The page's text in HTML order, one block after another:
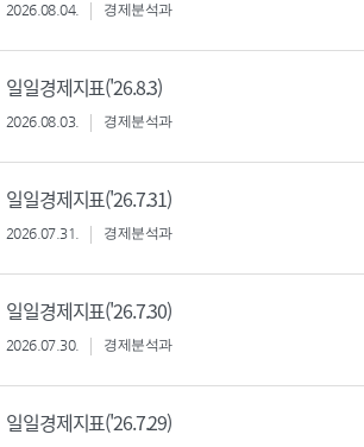
2026.08.04. 경제분석과
일일경제지표('26.8.3)
2026.08.03. 경제분석과
일일경제지표('26.7.31)
2026.07.31. 경제분석과
일일경제지표('26.7.30)
2026.07.30. 경제분석과
일일경제지표('26.7.29)